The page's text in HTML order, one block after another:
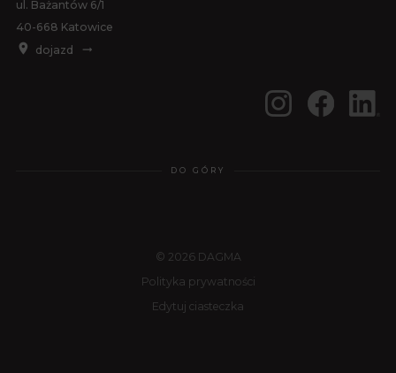
ul. Bażantów 6/1
40-668 Katowice
dojazd
DO GÓRY
© 2026 DAGMA
Polityka prywatności
Edytuj ciasteczka